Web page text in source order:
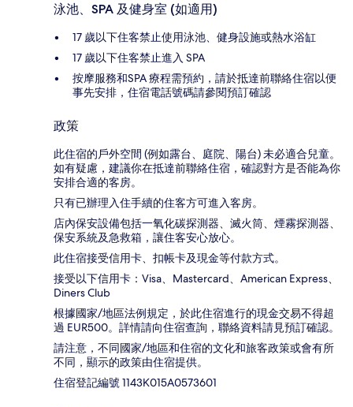
泳池、SPA 及健身室 (如適用)
17 歲以下住客禁止使用泳池、健身設施或熱水浴缸
17 歲以下住客禁止進入 SPA
按摩服務和SPA 療程需預約，請於抵達前聯絡住宿以便
事先安排，住宿電話號碼請參閱預訂確認
政策
此住宿的戶外空間 (例如露台、庭院、陽台) 未必適合兒童。
如有疑慮，建議你在抵達前聯絡住宿，確認對方是否能為你
安排合適的客房。
只有已辦理入住手續的住客方可進入客房。
店內保安設備包括一氧化碳探測器、滅火筒、煙霧探測器、
保安系統及急救箱，讓住客安心放心。
此住宿接受信用卡、扣帳卡及現金等付款方式。
接受以下信用卡：Visa、Mastercard、American Express、
Diners Club
根據國家/地區法例規定，於此住宿進行的現金交易不得超
過 EUR500。詳情請向住宿查詢，聯絡資料請見預訂確認。
請注意，不同國家/地區和住宿的文化和旅客政策或會有所
不同，顯示的政策由住宿提供。
住宿登記編號 1143Κ015A0573601